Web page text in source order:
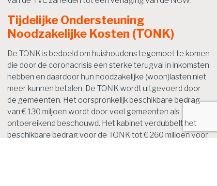
Tijdelijke Ondersteuning
Noodzakelijke Kosten (TONK)
De TONK is bedoeld om huishoudens tegemoet te komen
die door de coronacrisis een sterke terugval in inkomsten
hebben en daardoor hun noodzakelijke (woon)lasten niet
meer kunnen betalen. De TONK wordt uitgevoerd door
de gemeenten. Het oorspronkelijk beschikbare bedrag
van € 130 miljoen wordt door veel gemeenten als
ontoereikend beschouwd. Het kabinet verdubbelt het
beschikbare bedrag voor de TONK tot € 260 miljoen voor